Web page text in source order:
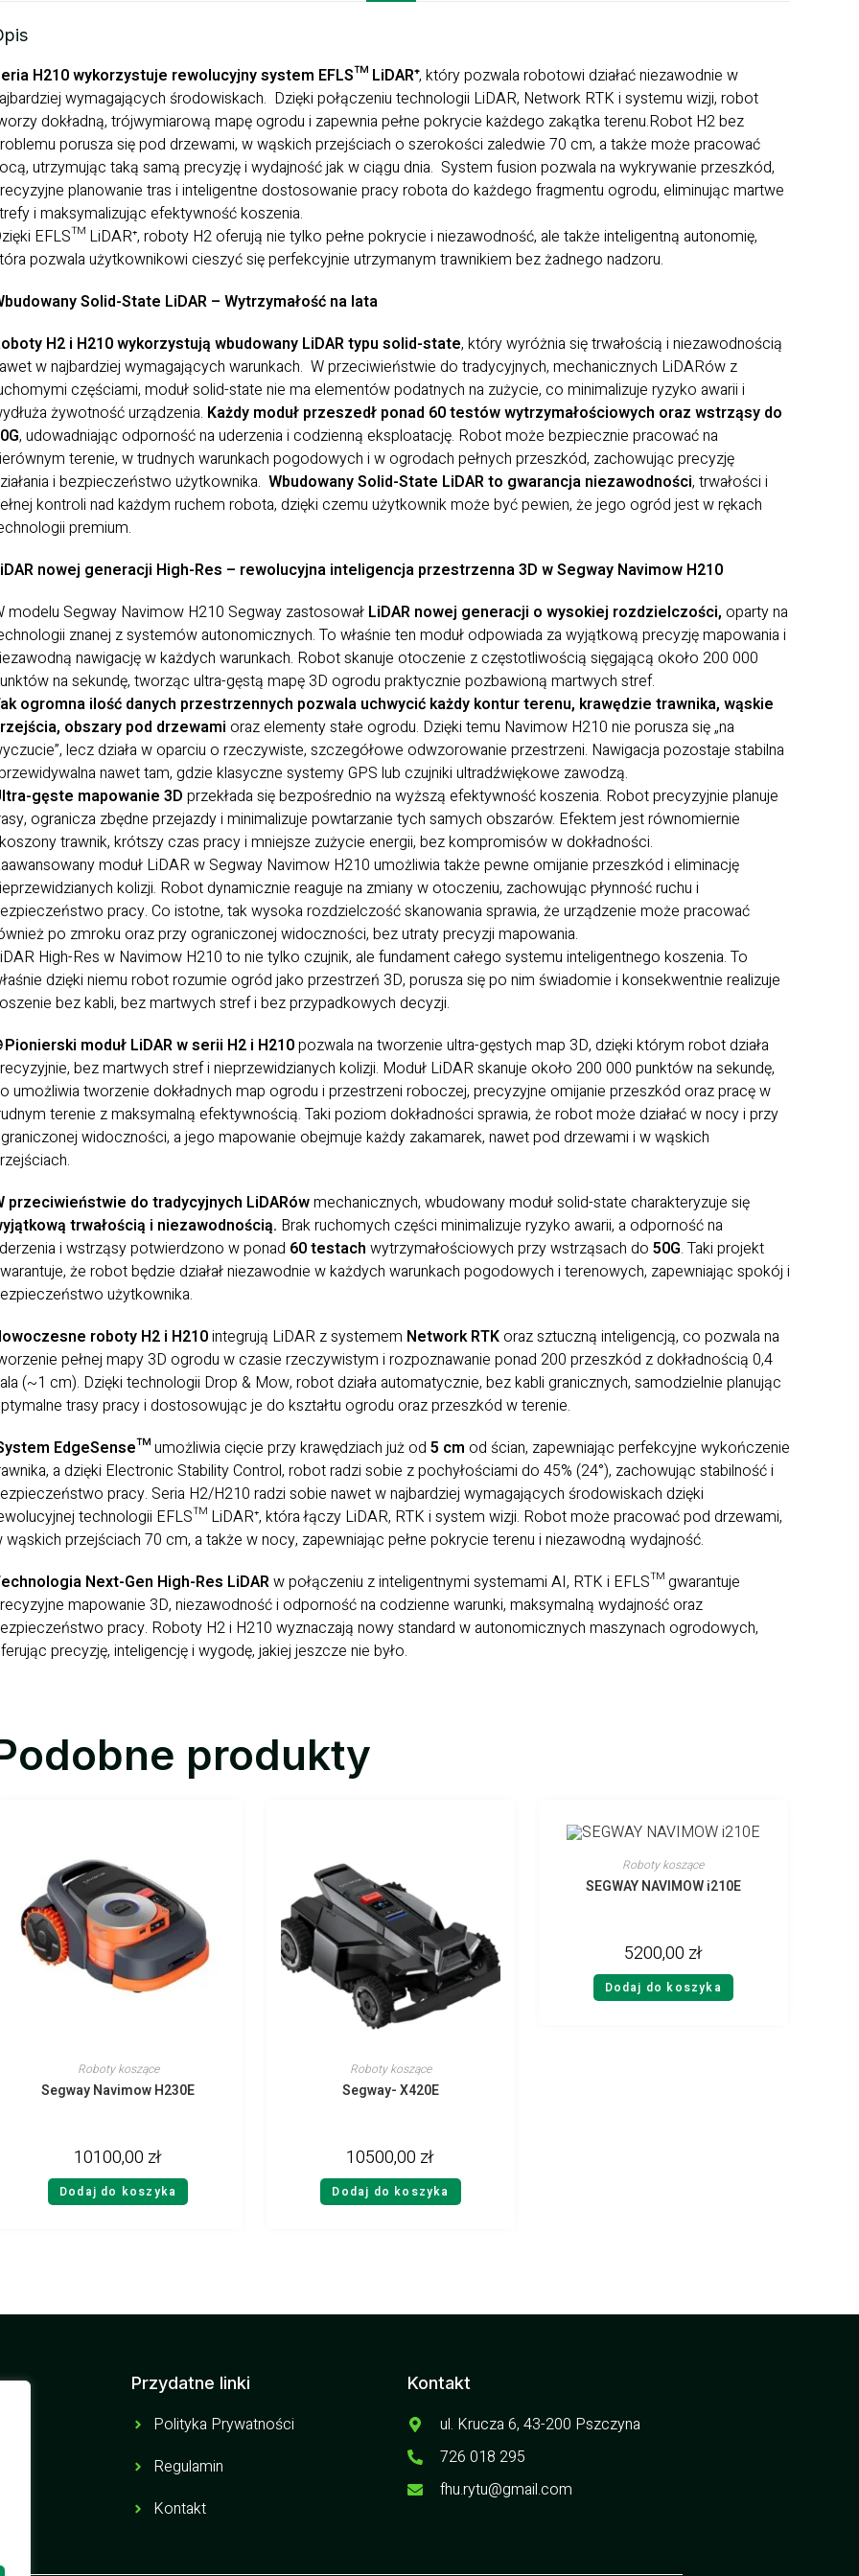
H210 wykorzystuje rewolucyjny system EFLS™ LiDAR⁺, który pozwala robotowi działać niezawodnie w
wymagających środowiskach. Dzięki połączeniu technologii LiDAR, Network RTK i systemu wizji, robot
dokładną, trójwymiarową mapę ogrodu i zapewnia pełne pokrycie każdego zakątka terenu.Robot H2 bez
porusza się pod drzewami, w wąskich przejściach o szerokości zaledwie 70 cm, a także może pracować
utrzymując taką samą precyzję i wydajność jak w ciągu dnia. System fusion pozwala na wykrywanie przeszkód,
planowanie tras i inteligentne dostosowanie pracy robota do każdego fragmentu ogrodu, eliminując martwe
i maksymalizując efektywność koszenia.
EFLS™ LiDAR⁺, roboty H2 oferują nie tylko pełne pokrycie i niezawodność, ale także inteligentną autonomię,
pozwala użytkownikowi cieszyć się perfekcyjnie utrzymanym trawnikiem bez żadnego nadzoru.
Solid-State LiDAR – Wytrzymałość na lata
H2 i H210 wykorzystują wbudowany LiDAR typu solid-state, który wyróżnia się trwałością i niezawodnością
w najbardziej wymagających warunkach. W przeciwieństwie do tradycyjnych, mechanicznych LiDARów z
częściami, moduł solid-state nie ma elementów podatnych na zużycie, co minimalizuje ryzyko awarii i
żywotność urządzenia. Każdy moduł przeszedł ponad 60 testów wytrzymałościowych oraz wstrząsy do
, udowadniając odporność na uderzenia i codzienną eksploatację. Robot może bezpiecznie pracować na
terenie, w trudnych warunkach pogodowych i w ogrodach pełnych przeszkód, zachowując precyzję
i bezpieczeństwo użytkownika. Wbudowany Solid-State LiDAR to gwarancja niezawodności, trwałości i
kontroli nad każdym ruchem robota, dzięki czemu użytkownik może być pewien, że jego ogród jest w rękach
premium.
nowej generacji High-Res – rewolucyjna inteligencja przestrzenna 3D w Segway Navimow H210
modelu Segway Navimow H210 Segway zastosował LiDAR nowej generacji o wysokiej rozdzielczości, oparty na
znanej z systemów autonomicznych. To właśnie ten moduł odpowiada za wyjątkową precyzję mapowania i
nawigację w każdych warunkach. Robot skanuje otoczenie z częstotliwością sięgającą około 200 000
na sekundę, tworząc ultra-gęstą mapę 3D ogrodu praktycznie pozbawioną martwych stref.
ogromna ilość danych przestrzennych pozwala uchwycić każdy kontur terenu, krawędzie trawnika, wąskie
obszary pod drzewami oraz elementy stałe ogrodu. Dzięki temu Navimow H210 nie porusza się „na
lecz działa w oparciu o rzeczywiste, szczegółowe odwzorowanie przestrzeni. Nawigacja pozostaje stabilna
nawet tam, gdzie klasyczne systemy GPS lub czujniki ultradźwiękowe zawodzą.
gęste mapowanie 3D przekłada się bezpośrednio na wyższą efektywność koszenia. Robot precyzyjnie planuje
ogranicza zbędne przejazdy i minimalizuje powtarzanie tych samych obszarów. Efektem jest równomiernie
trawnik, krótszy czas pracy i mniejsze zużycie energii, bez kompromisów w dokładności.
moduł LiDAR w Segway Navimow H210 umożliwia także pewne omijanie przeszkód i eliminację
kolizji. Robot dynamicznie reaguje na zmiany w otoczeniu, zachowując płynność ruchu i
pracy. Co istotne, tak wysoka rozdzielczość skanowania sprawia, że urządzenie może pracować
po zmroku oraz przy ograniczonej widoczności, bez utraty precyzji mapowania.
High-Res w Navimow H210 to nie tylko czujnik, ale fundament całego systemu inteligentnego koszenia. To
dzięki niemu robot rozumie ogród jako przestrzeń 3D, porusza się po nim świadomie i konsekwentnie realizuje
bez kabli, bez martwych stref i bez przypadkowych decyzji.
Pionierski moduł LiDAR w serii H2 i H210pozwala na tworzenie ultra-gęstych map 3D, dzięki którym robot działa
bez martwych stref i nieprzewidzianych kolizji. Moduł LiDAR skanuje około 200 000 punktów na sekundę,
umożliwia tworzenie dokładnych map ogrodu i przestrzeni roboczej, precyzyjne omijanie przeszkód oraz pracę w
terenie z maksymalną efektywnością. Taki poziom dokładności sprawia, że robot może działać w nocy i przy
widoczności, a jego mapowanie obejmuje każdy zakamarek, nawet pod drzewami i w wąskich
przeciwieństwie do tradycyjnych LiDARówmechanicznych, wbudowany moduł solid-state charakteryzuje się
trwałością i niezawodnością. Brak ruchomych części minimalizuje ryzyko awarii, a odporność na
i wstrząsy potwierdzono w ponad 60 testach wytrzymałościowych przy wstrząsach do 50G. Taki projekt
że robot będzie działał niezawodnie w każdych warunkach pogodowych i terenowych, zapewniając spokój i
użytkownika.
roboty H2 i H210integrują LiDAR z systemem Network RTKoraz sztuczną inteligencją, co pozwala na
pełnej mapy 3D ogrodu w czasie rzeczywistym i rozpoznawanie ponad 200 przeszkód z dokładnością 0,4
(~1 cm). Dzięki technologii Drop & Mow, robot działa automatycznie, bez kabli granicznych, samodzielnie planując
trasy pracy i dostosowując je do kształtu ogrodu oraz przeszkód w terenie.
EdgeSense™umożliwia cięcie przy krawędziach już od 5 cm od ścian, zapewniając perfekcyjne wykończenie
a dzięki Electronic Stability Control, robot radzi sobie z pochyłościami do 45% (24°), zachowując stabilność i
pracy. Seria H2/H210 radzi sobie nawet w najbardziej wymagających środowiskach dzięki
technologii EFLS™ LiDAR⁺, która łączy LiDAR, RTK i system wizji. Robot może pracować pod drzewami,
wąskich przejściach 70 cm, a także w nocy, zapewniając pełne pokrycie terenu i niezawodną wydajność.
Next-Gen High-Res LiDARw połączeniu z inteligentnymi systemami AI, RTK i EFLS™ gwarantuje
mapowanie 3D, niezawodność i odporność na codzienne warunki, maksymalną wydajność oraz
pracy. Roboty H2 i H210 wyznaczają nowy standard w autonomicznych maszynach ogrodowych,
precyzję, inteligencję i wygodę, jakiej jeszcze nie było.
produkty
Roboty koszące
Segway Navimow H230E
10100,00 zł
Dodaj do koszyka
Roboty koszące
Segway- X420E
10500,00 zł
Dodaj do koszyka
Roboty koszące
SEGWAY NAVIMOW i210E
5200,00 zł
Dodaj do koszyka
Przydatne linki
Polityka Prywatności
Regulamin
Kontakt
Kontakt
ul. Krucza 6, 43-200 Pszczyna
726 018 295
fhu.rytu@gmail.com